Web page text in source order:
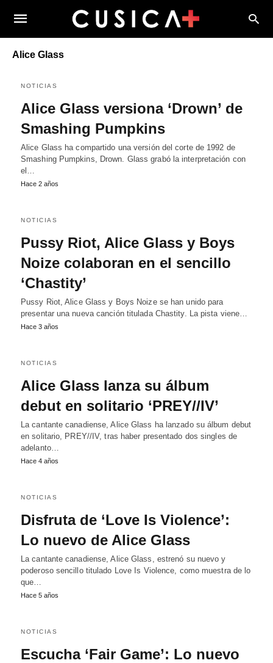
Alice Glass
NOTICIAS
Alice Glass versiona ‘Drown’ de
Smashing Pumpkins
Alice Glass ha compartido una versión del corte de 1992 de
Smashing Pumpkins, Drown. Glass grabó la interpretación con
el…
Hace 2 años
NOTICIAS
Pussy Riot, Alice Glass y Boys
Noize colaboran en el sencillo
‘Chastity’
Pussy Riot, Alice Glass y Boys Noize se han unido para
presentar una nueva canción titulada Chastity. La pista viene…
Hace 3 años
NOTICIAS
Alice Glass lanza su álbum
debut en solitario ‘PREY//IV’
La cantante canadiense, Alice Glass ha lanzado su álbum debut
en solitario, PREY//IV, tras haber presentado dos singles de
adelanto…
Hace 4 años
NOTICIAS
Disfruta de ‘Love Is Violence’:
Lo nuevo de Alice Glass
La cantante canadiense, Alice Glass, estrenó su nuevo y
poderoso sencillo titulado Love Is Violence, como muestra de lo
que…
Hace 5 años
NOTICIAS
Escucha ‘Fair Game’: Lo nuevo